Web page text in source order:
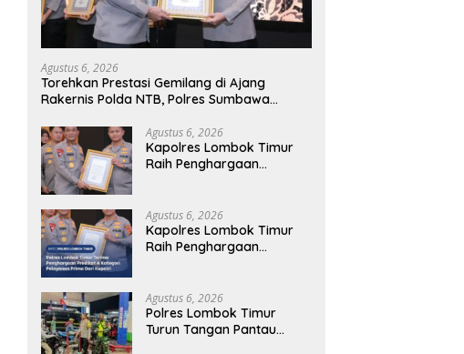
Agustus 6, 2026
Torehkan Prestasi Gemilang di Ajang
Rakernis Polda NTB, Polres Sumbawa
Kapolri
Agustus 6, 2026
Kapolres Lombok Timur
Raih Penghargaan
Agustus 6, 2026
Kapolres Lombok Timur
Raih Penghargaan
Agustus 6, 2026
Polres Lombok Timur
Turun Tangan Pantau